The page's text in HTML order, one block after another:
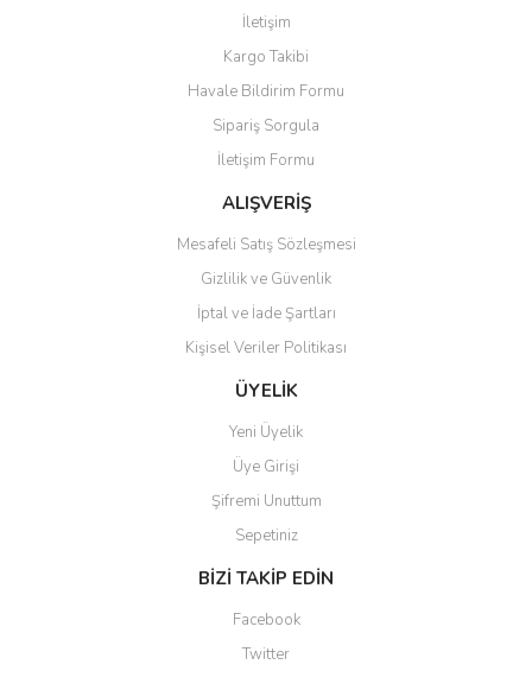
Ürün resmi kalitesiz, bozuk veya görüntülenemiyor.
Ürün açıklamasında eksik bilgiler bulunuyor.
Ürün bilgilerinde hatalar bulunuyor.
Ürün fiyatı diğer sitelerden daha pahalı.
Bu ürüne benzer farklı alternatifler olmalı.
Gönder
İletişim
Kargo Takibi
Havale Bildirim Formu
Sipariş Sorgula
İletişim Formu
ALIŞVERİŞ
Mesafeli Satış Sözleşmesi
Gizlilik ve Güvenlik
İptal ve İade Şartları
Kişisel Veriler Politikası
ÜYELİK
Yeni Üyelik
Üye Girişi
Şifremi Unuttum
Sepetiniz
BİZİ TAKİP EDİN
Facebook
Twitter